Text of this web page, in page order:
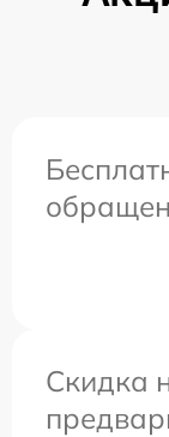
Скидка